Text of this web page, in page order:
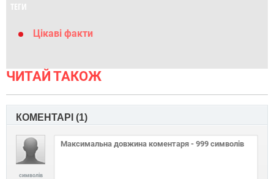
ТЕГИ
Цікаві факти
ЧИТАЙ ТАКОЖ
КОМЕНТАРІ (1)
символів